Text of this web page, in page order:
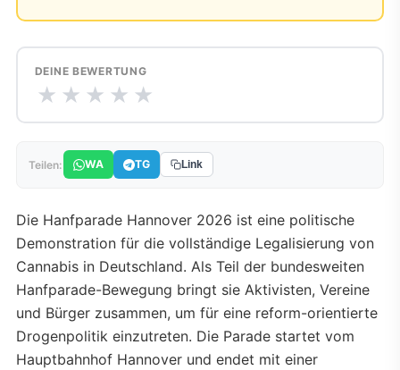
DEINE BEWERTUNG
★ ★ ★ ★ ★
Teilen: WA TG Link
Die Hanfparade Hannover 2026 ist eine politische
Demonstration für die vollständige Legalisierung von
Cannabis in Deutschland. Als Teil der bundesweiten
Hanfparade-Bewegung bringt sie Aktivisten, Vereine
und Bürger zusammen, um für eine reform-orientierte
Drogenpolitik einzutreten. Die Parade startet vom
Hauptbahnhof Hannover und endet mit einer